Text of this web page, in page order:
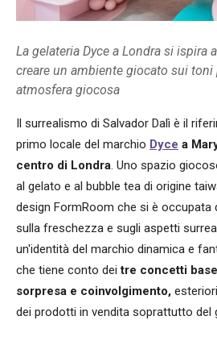
La gelateria Dyce a Londra si ispira
creare un ambiente giocato sui toni
atmosfera giocosa
Il surrealismo di Salvador Dalì è il
primo locale del marchio Dyce a
centro di Londra. Uno spazio
al gelato e al bubble tea di origine
design FormRoom che si è
sulla freschezza e sugli aspetti
un'identità del marchio dinamica e
che tiene conto deitre concetti
sorpresa e coinvolgimento,
dei prodotti in vendita soprattutto del